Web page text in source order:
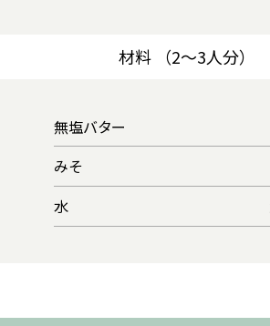
材料 （2～3人分）
無塩バター
みそ
水